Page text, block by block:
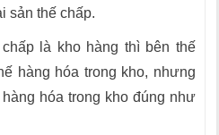
sản thế chấp.
là kho hàng thì bên thế
hàng hóa trong kho, nhưng
hóa trong kho đúng như